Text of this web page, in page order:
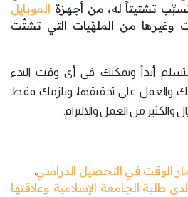
تشتيتاً له، من أجهزة الموبايل
وغيرها من الملهّيات التي تشتِّت
أبداً ويمكنك في أي وقت البدء
والعمل على تحقيقها، ويلزمك فقط
والكثير من العمل والالتزام.
الوقت في التحصيل الدراسي.
طلبة الجامعة الإسلامية وعلاقتها